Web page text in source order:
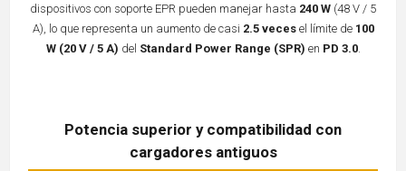
dispositivos con soporte EPR pueden manejar hasta 240 W (48 V / 5
A), lo que representa un aumento de casi 2.5 vecesel límite de 100
W (20 V / 5 A) del Standard Power Range (SPR) en PD 3.0.
Potencia superior y compatibilidad con
cargadores antiguos